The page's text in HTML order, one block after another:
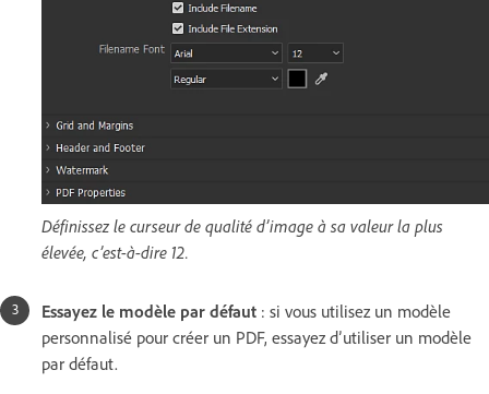
Définissez le curseur de qualité d’image à sa valeur la plus
élevée, c’est-à-dire 12.
Essayez le modèle par défaut : si vous utilisez un modèle
personnalisé pour créer un PDF, essayez d’utiliser un modèle
par défaut.